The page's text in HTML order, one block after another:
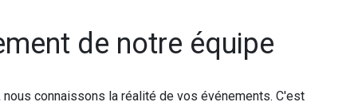
de notre équipe
nous connaissons la réalité de vos événements. C'est